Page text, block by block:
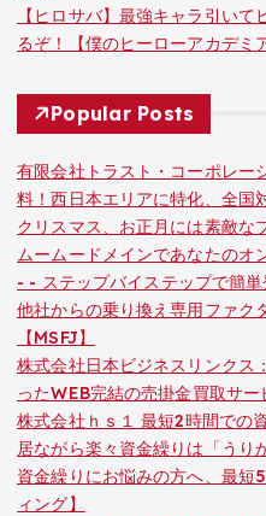
【ヒロサバ】最強キャラ引い
るぞ！【僕のヒーローアカデミ
Popular Posts
有限会社トラスト・コーポレー
料！西日本エリアに特化、全国
クリスマス、お正月には素敵な
ムームードメインであなたのオ
- - ステップバイステップで簡単
他社からの乗り換え専用ファク
【MSFJ】
株式会社日本ビジネスリンクス
ったWEB完結の売掛金買取サー
株式会社ｈｓ１ 最短2時間での
居ながら楽々資金繰りは「うり
資金繰りにお悩みの方へ、最短
ィング】